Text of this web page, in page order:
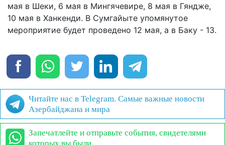
мая в Шеки, 6 мая в Мингячевире, 8 мая в Гяндже,
10 мая в Ханкенди. В Сумгайыте упомянутое
мероприятие будет проведено 12 мая, а в Баку - 13.
Читайте нас в Telegram. Самые важные новости
Азербайджана и мира
Запечатлейте и отправьте события, свидетелями